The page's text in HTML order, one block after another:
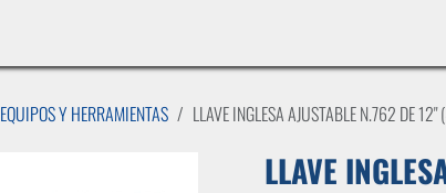
EQUIPOS Y HERRAMIENTAS LLAVE INGLESA AJUSTABLE N.762 DE
LLAVE